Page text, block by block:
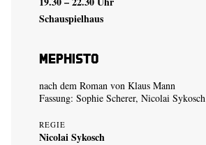
Schauspielhaus
Mephisto
nach dem Roman von Klaus Mann
Fassung: Sophie Scherer, Nicolai Sykosch
REGIE
Nicolai Sykosch